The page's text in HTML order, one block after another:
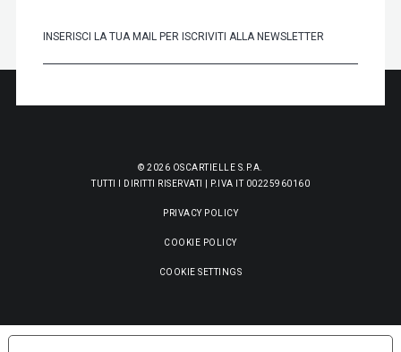
© 2026 OSCARTIELLE S.P.A.
TUTTI I DIRITTI RISERVATI | P.IVA IT 00225960160
PRIVACY POLICY
COOKIE POLICY
COOKIE SETTINGS